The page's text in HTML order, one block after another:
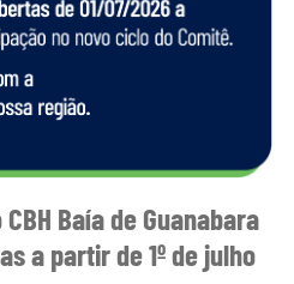
Baía de Guanabara
a partir de 1º de julho